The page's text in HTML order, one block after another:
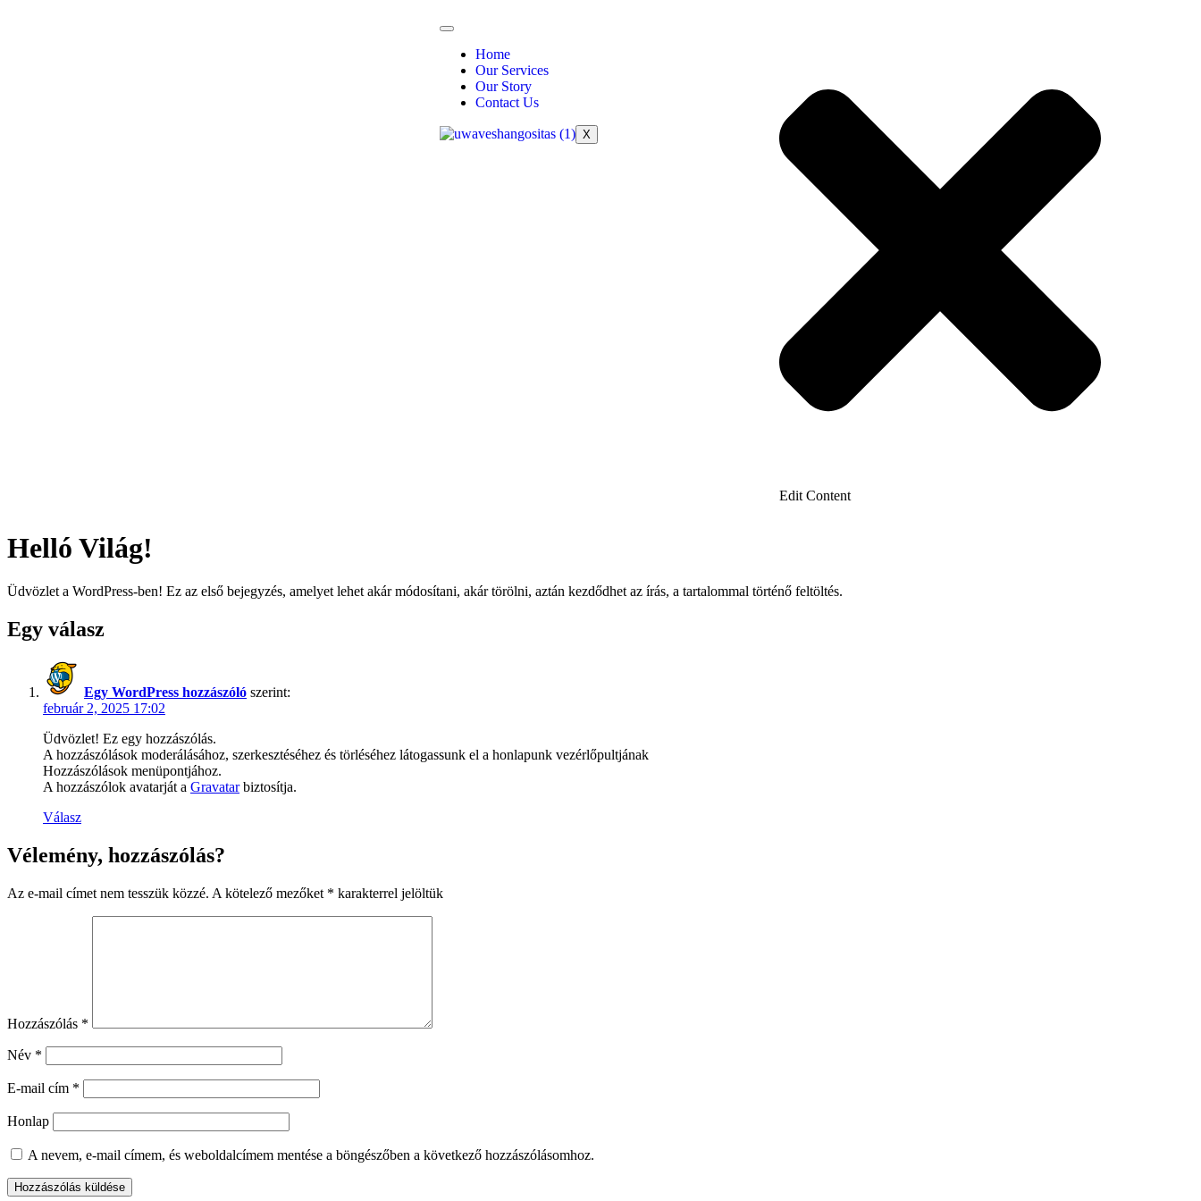
Home
Our Services
Our Story
Contact Us
X
Edit Content
Helló Világ!
Üdvözlet a WordPress-ben! Ez az első bejegyzés, amelyet lehet akár módosítani, akár törölni, aztán kezdődhet az írás, a tartalommal történő feltöltés.
Egy válasz
Egy WordPress hozzászóló szerint:
február 2, 2025 17:02
Üdvözlet! Ez egy hozzászólás.
A hozzászólások moderálásához, szerkesztéséhez és törléséhez látogassunk el a honlapunk vezérlőpultjának
Hozzászólások menüpontjához.
A hozzászólok avatarját a Gravatarbiztosítja.
Válasz
Vélemény, hozzászólás?
Az e-mail címet nem tesszük közzé. A kötelező mezőket * karakterrel jelöltük
Hozzászólás *
Név *
E-mail cím *
Honlap
A nevem, e-mail címem, és weboldalcímem mentése a böngészőben a következő hozzászólásomhoz.